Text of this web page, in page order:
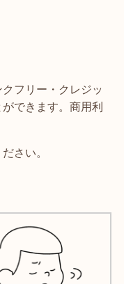
フリー・クレジッ
できます。商用利
さい。